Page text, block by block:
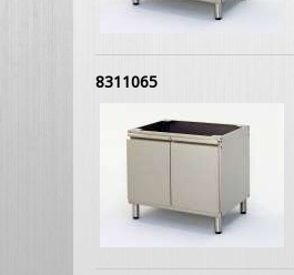
8311065